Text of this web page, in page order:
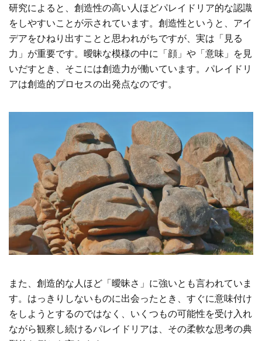
研究によると、創造性の高い人ほどパレイドリア的な認識
をしやすいことが示されています。創造性というと、アイ
デアをひねり出すことと思われがちですが、実は「見る
力」が重要です。曖昧な模様の中に「顔」や「意味」を見
いだすとき、そこには創造力が働いています。パレイドリ
アは創造的プロセスの出発点なのです。
また、創造的な人ほど「曖昧さ」に強いとも言われていま
す。はっきりしないものに出会ったとき、すぐに意味付け
をしようとするのではなく、いくつもの可能性を受け入れ
ながら観察し続けるパレイドリアは、その柔軟な思考の典